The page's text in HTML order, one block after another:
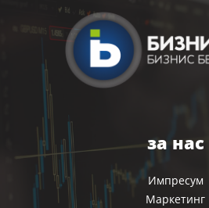
за нас
Импресум
Маркетинг